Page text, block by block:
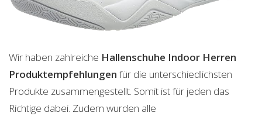
Wir haben zahlreiche Hallenschuhe Indoor Herren
Produktempfehlungen für die unterschiedlichsten
Produkte zusammengestellt. Somit ist für jeden das
Richtige dabei. Zudem wurden alle